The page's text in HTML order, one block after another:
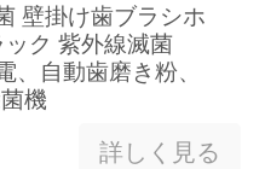
壁掛け歯ブラシホ
ク 紫外線滅菌
自動歯磨き粉、
機
詳しく見る